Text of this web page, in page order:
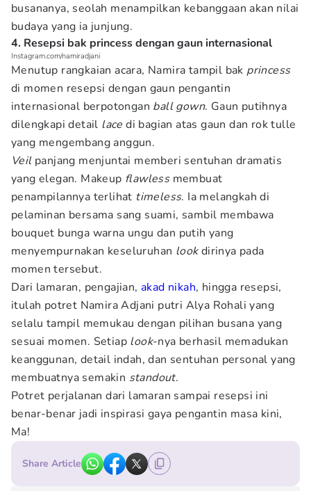
busananya, seolah menampilkan kebanggaan akan nilai
budaya yang ia junjung.
4. Resepsi bak princess dengan gaun internasional
Instagram.com/namiradjani
Menutup rangkaian acara, Namira tampil bak princess
di momen resepsi dengan gaun pengantin
internasional berpotongan ball gown. Gaun putihnya
dilengkapi detail lacedi bagian atas gaun dan rok tulle
yang mengembang anggun.
Veilpanjang menjuntai memberi sentuhan dramatis
yang elegan. Makeup flawless membuat
penampilannya terlihat timeless. Ia melangkah di
pelaminan bersama sang suami, sambil membawa
bouquet bunga warna ungu dan putih yang
menyempurnakan keseluruhan lookdirinya pada
momen tersebut.
Dari lamaran, pengajian, akad nikah, hingga resepsi,
itulah potret Namira Adjani putri Alya Rohali yang
selalu tampil memukau dengan pilihan busana yang
sesuai momen. Setiap look-nya berhasil memadukan
keanggunan, detail indah, dan sentuhan personal yang
membuatnya semakin standout.
Potret perjalanan dari lamaran sampai resepsi ini
benar-benar jadi inspirasi gaya pengantin masa kini,
Ma!
Share Article